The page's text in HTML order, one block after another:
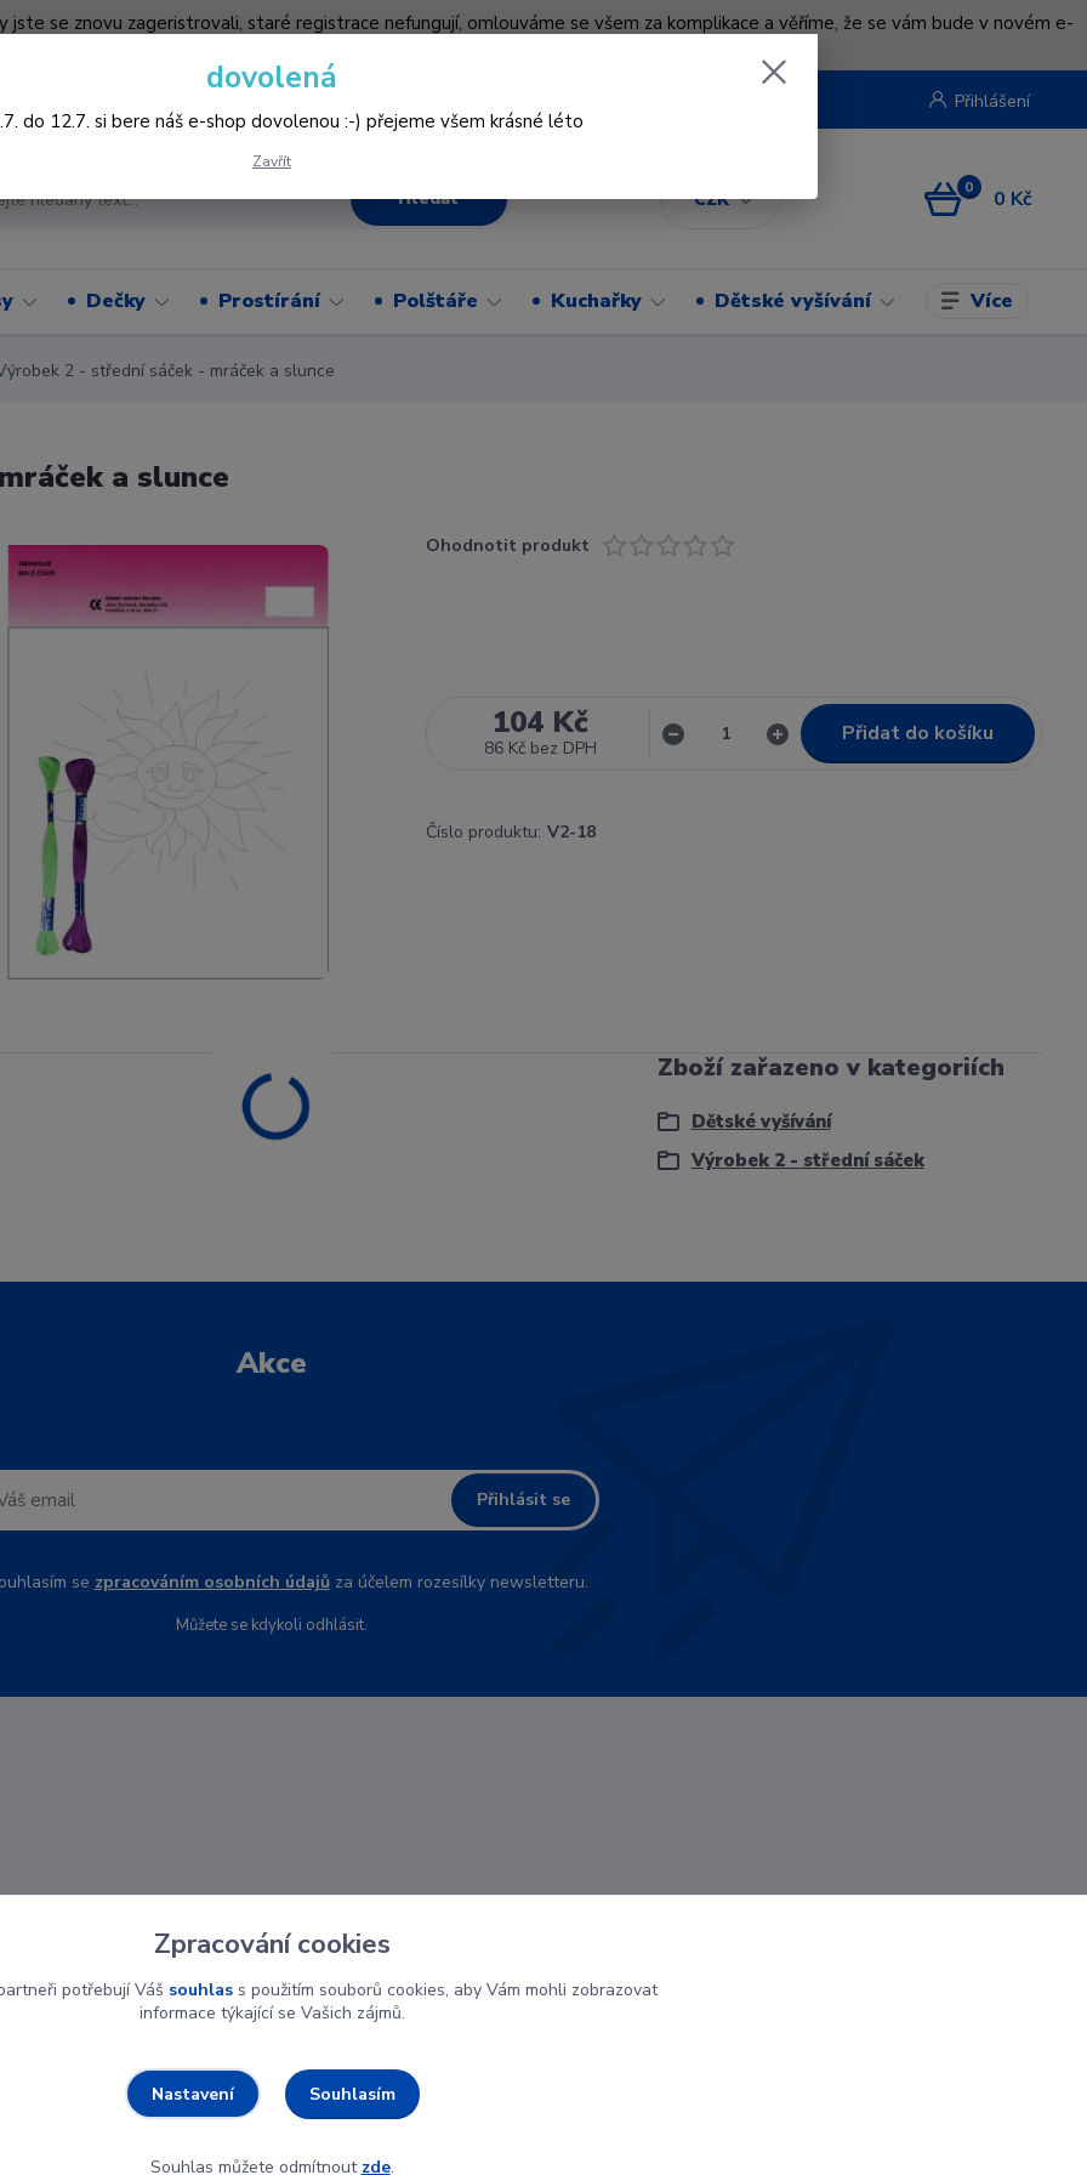
jste se znovu zageristrovali, staré registrace nefungují, omlouváme se všem za komplikace a věříme, že se vám bude v novém e-
CZK
Přihlášení
Hledat 0 0 Kč
Dečky Prostírání Polštáře Kuchařky Dětské vyšívání Více
2 - střední sáček - mráček a slunce
a slunce
Ohodnotit produkt
104 Kč
86 Kč bez DPH
Přidat do košíku
Číslo produktu: V2-18
Zboží zařazeno v kategoriích
Dětské vyšívání
Výrobek 2 - střední sáček
Akce
Přihlásit se
se zpracováním osobních údajůza účelem rozesílky newsletteru.
Můžete se kdykoli odhlásit.
dovolená
do 12.7. si bere náš e-shop dovolenou :-) přejeme všem krásné léto
Zavřít
Zpracování cookies
potřebují Váš souhlass použitím souborů cookies, aby Vám mohli zobrazovat
informace týkající se Vašich zájmů.
Nastavení Souhlasím
Souhlas můžete odmítnout zde.